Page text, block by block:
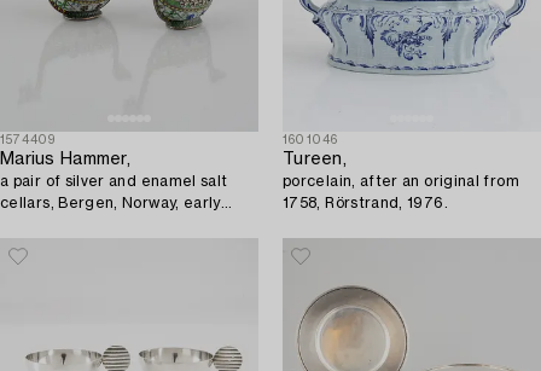
1574409
Marius Hammer,
a pair of silver and enamel salt
cellars, Bergen, Norway, early
1601046
Tureen,
porcelain, after an original from
1758, Rörstrand, 1976.